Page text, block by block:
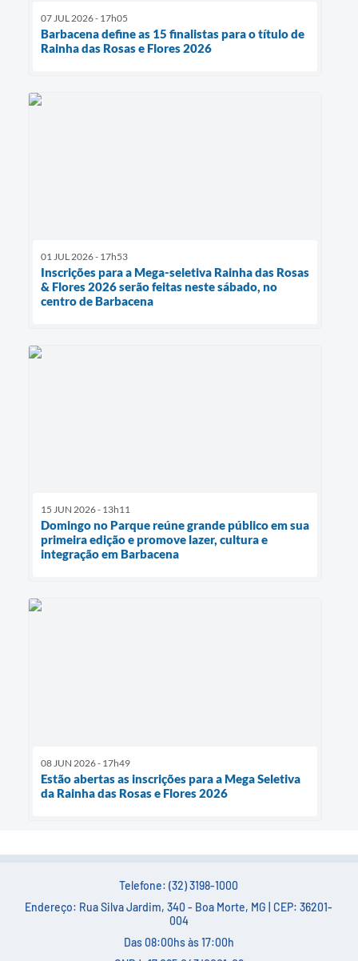
07 JUL 2026 - 17h05
Barbacena define as 15 finalistas para o título de
Rainha das Rosas e Flores 2026
01 JUL 2026 - 17h53
Inscrições para a Mega-seletiva Rainha das Rosas
& Flores 2026 serão feitas neste sábado, no
centro de Barbacena
15 JUN 2026 - 13h11
Domingo no Parque reúne grande público em sua
primeira edição e promove lazer, cultura e
integração em Barbacena
08 JUN 2026 - 17h49
Estão abertas as inscrições para a Mega Seletiva
da Rainha das Rosas e Flores 2026
Telefone: (32) 3198-1000
Endereço: Rua Silva Jardim, 340 - Boa Morte, MG | CEP: 36201-
004
Das 08:00hs às 17:00h